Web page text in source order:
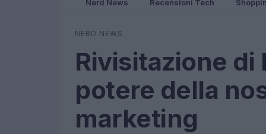
Nerd News Recensioni Tech
NERD NEWS
Rivisitazione di
potere della
marketing